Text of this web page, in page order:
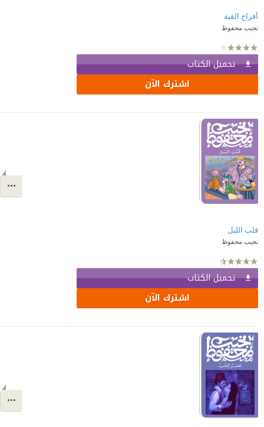
أفراح القبة
نجيب محفوظ
تحميل الكتاب
اشترك الآن
قلب الليل
نجيب محفوظ
تحميل الكتاب
اشترك الآن